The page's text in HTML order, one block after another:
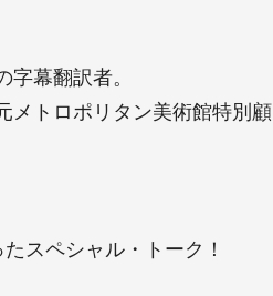
幕翻訳者。
メトロポリタン美術館特別顧
スペシャル・トーク！